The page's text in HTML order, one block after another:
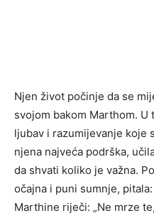
Njen život počinje da se
svojom bakom Marthom.
ljubav i razumijevanje koje
njena najveća podrška,
da shvati koliko je važna.
očajna i puni sumnje,
Marthine riječi: „Ne mrze